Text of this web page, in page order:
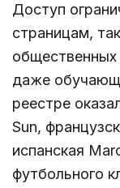
Доступ
страницам,
даже
реестре
Sun,
испанская
футбольного